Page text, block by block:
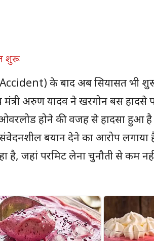
शुरू
के बाद अब सियासत भी
मंत्री अरुण यादव ने खरगोन बस
होने की वजह से हादसा हुआ
बयान देने का आरोप
है, जहां परमिट लेना चुनौती से कम